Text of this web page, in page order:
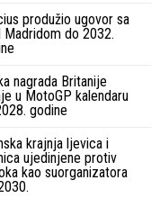
produžio ugovor sa
Madridom do 2032.
nagrada Britanije
u MotoGP kalendaru
godine
krajnja ljevica i
ujedinjene protiv
kao suorganizatora